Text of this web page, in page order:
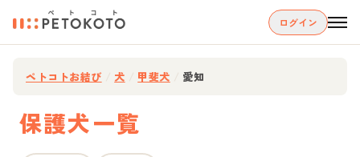
ログイン
ペトコトお結び 犬 甲斐犬 愛知
保護犬一覧